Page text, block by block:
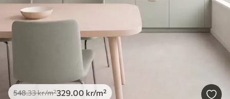
548.33kr/m²329.00 kr/m²